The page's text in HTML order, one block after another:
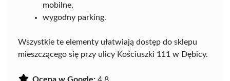
mobilne,
wygodny parking.
Wszystkie te elementy ułatwiają dostęp do sklepu
mieszczącego się przy ulicy Kościuszki 111 w Dębicy.
Ocena w Google: 4.8